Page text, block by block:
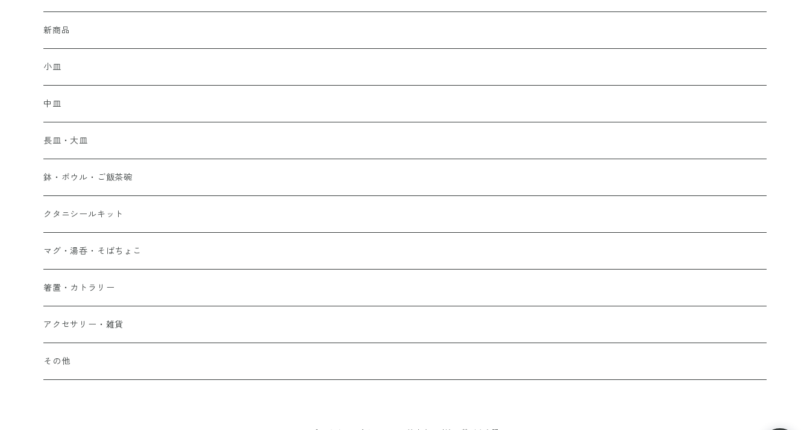
新商品
小皿
中皿
長皿・大皿
鉢・ボウル・ご飯茶碗
クタニシールキット
マグ・湯呑・そばちょこ
箸置・カトラリー
アクセサリー・雑貨
その他